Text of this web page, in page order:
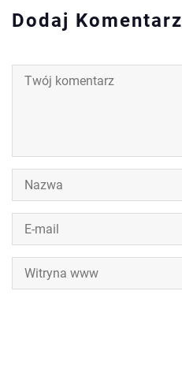
Dodaj Komentarz